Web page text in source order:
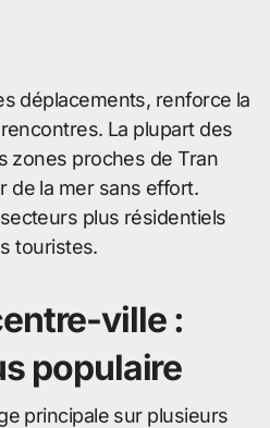
déplacements, renforce la
La plupart des
zones proches de Tran
de la mer sans effort.
plus résidentiels
touristes.
ville :
populaire
principale sur plusieurs